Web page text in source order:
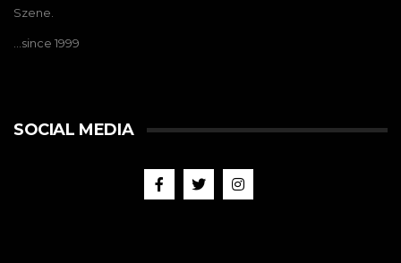
Szene.
…since 1999
SOCIAL MEDIA